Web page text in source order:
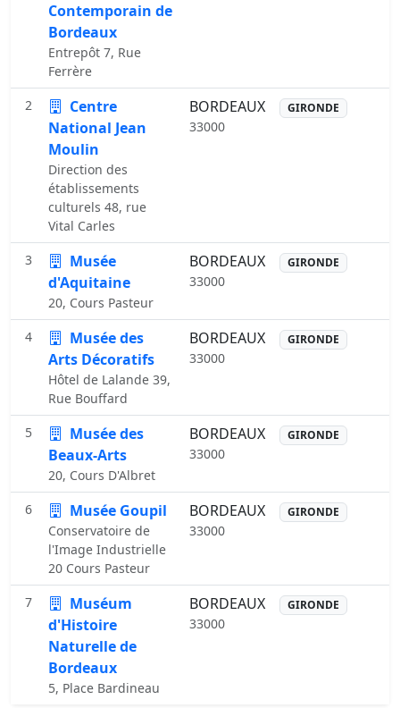
Contemporain de
Bordeaux
Entrepôt 7, Rue
Ferrère
2
Centre
National Jean
Moulin
Direction des
établissements
culturels 48, rue
Vital Carles
BORDEAUX
33000
GIRONDE
3
Musée
d'Aquitaine
20, Cours Pasteur
BORDEAUX
33000
GIRONDE
4
Musée des
Arts Décoratifs
Hôtel de Lalande 39,
Rue Bouffard
BORDEAUX
33000
GIRONDE
5
Musée des
Beaux-Arts
20, Cours D'Albret
BORDEAUX
33000
GIRONDE
6 Musée Goupil
Conservatoire de
l'Image Industrielle
20 Cours Pasteur
BORDEAUX
33000
GIRONDE
7
Muséum
d'Histoire
Naturelle de
Bordeaux
5, Place Bardineau
BORDEAUX
33000
GIRONDE